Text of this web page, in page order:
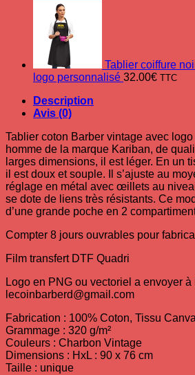
Tablier coiffure
logo personnalisé 32.00€ TTC
Description
Avis (0)
Tablier coton Barber vintage avec
homme de la marque Kariban, de
larges dimensions, il est léger. En un
il est doux et souple. Il s’ajuste au
réglage en métal avec œillets au
se dote de liens très résistants. Ce
d’une grande poche en 2
Compter 8 jours ouvrables pour
Film transfert DTF Quadri
Logo en PNG ou vectoriel a envoyer à
lecoinbarberd@gmail.com
Fabrication : 100% Coton, Tissu
Grammage : 320 g/m²
Couleurs : Charbon Vintage
Dimensions : HxL : 90 x 76 cm
Taille : unique